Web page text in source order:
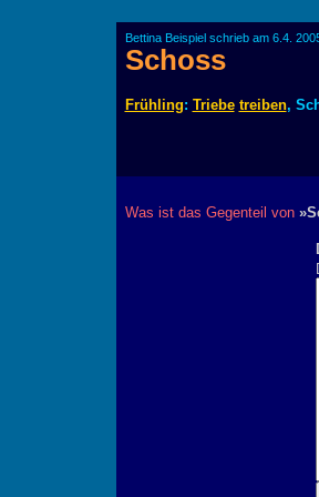
Bettina Beispiel schrieb am 6.4.
Schoss
Frühling: Triebe treiben,
Was ist das Gegenteil von